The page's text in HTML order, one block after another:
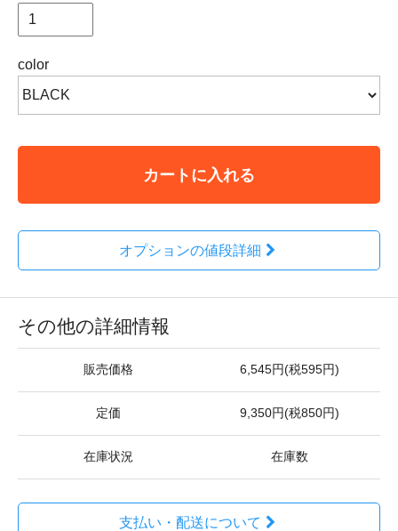
color
カートに入れる
オプションの値段詳細
その他の詳細情報
販売価格 6,545円(税595円)
定価 9,350円(税850円)
在庫状況 在庫数
支払い・配送について